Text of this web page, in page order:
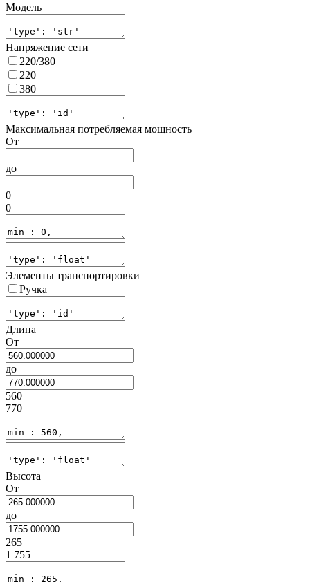
Модель
Напряжение сети
220/380
220
380
Максимальная потребляемая мощность
От
до
0
0
Элементы транспортировки
Ручка
Длина
От
до
560
770
Высота
От
до
265
1 755